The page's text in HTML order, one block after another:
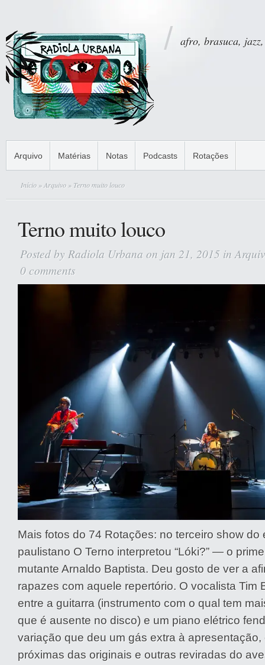
afro, brasuca,
Arquivo Matérias Notas Podcasts Rotações
Início »Arquivo » Terno muito louco
Terno muito louco
Posted by Radiola Urbana on jan 21, 2015 in
0 comments
Mais fotos do 74 Rotações: no terceiro show do
paulistano O Terno interpretou “Lóki?” — o
mutante Arnaldo Baptista. Deu gosto de ver a
rapazes com aquele repertório. O vocalista Tim
entre a guitarra (instrumento com o qual tem
que é ausente no disco) e um piano elétrico
variação que deu um gás extra à
próximas das originais e outras reviradas do